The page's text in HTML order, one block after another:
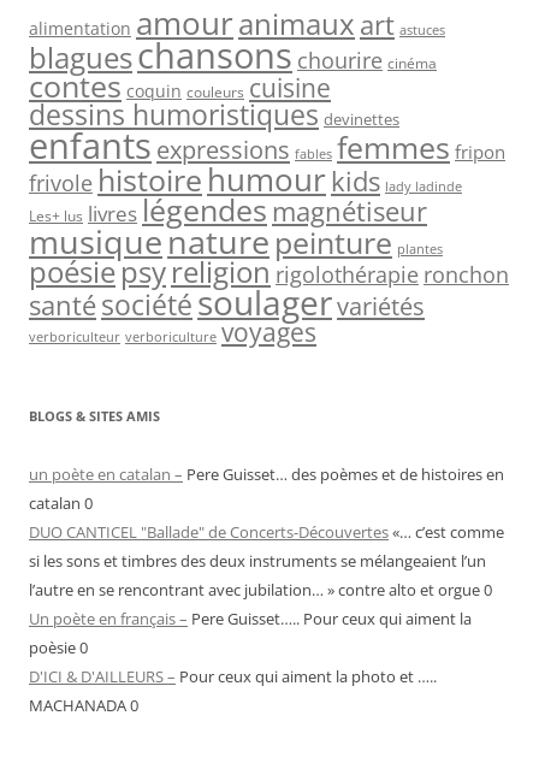
alimentation amouranimaux art astuces
blagueschansons chourire cinéma
contes coquin couleurs cuisine
dessins humoristiques devinettes
enfantsexpressions fables femmes fripon
frivole histoire humour kids lady ladinde
Les+ lus livreslégendes magnétiseur
musiquenature peinture plantes
poésiepsyreligion rigolothérapie ronchon
santésociétésoulagervariétés
verboriculteur verboriculture voyages
BLOGS & SITES AMIS
un poète en catalan – Pere Guisset… des poèmes et de histoires en
catalan 0
DUO CANTICEL "Ballade" de Concerts-Découvertes«… c’est comme
si les sons et timbres des deux instruments se mélangeaient l’un
l’autre en se rencontrant avec jubilation… » contre alto et orgue 0
Un poète en français – Pere Guisset….. Pour ceux qui aiment la
poèsie 0
D'ICI & D'AILLEURS – Pour ceux qui aiment la photo et …..
MACHANADA 0